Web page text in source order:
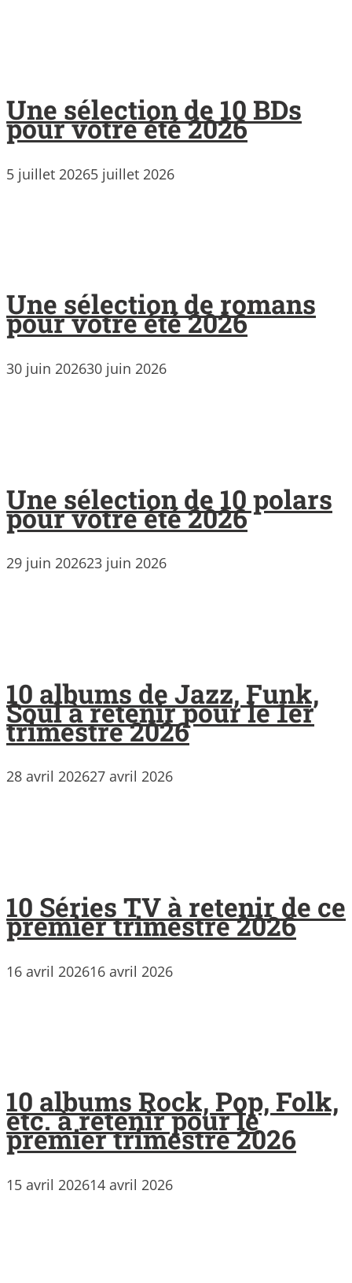
Une sélection de 10 BDs
pour votre été 2026
5 juillet 20265 juillet 2026
Une sélection de romans
pour votre été 2026
30 juin 202630 juin 2026
Une sélection de 10 polars
pour votre été 2026
29 juin 202623 juin 2026
10 albums de Jazz, Funk,
Soul à retenir pour le 1er
trimestre 2026
28 avril 202627 avril 2026
10 Séries TV à retenir de ce
premier trimestre 2026
16 avril 202616 avril 2026
10 albums Rock, Pop, Folk,
etc. à retenir pour le
premier trimestre 2026
15 avril 202614 avril 2026